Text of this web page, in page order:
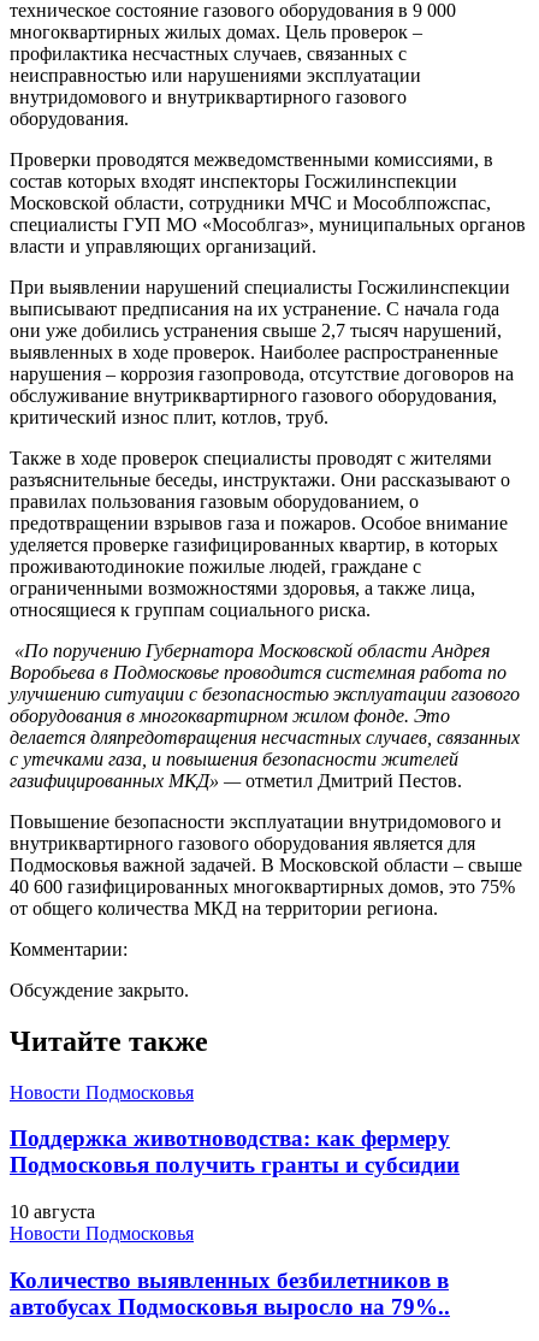
техническое состояние газового оборудования в 9 000
многоквартирных жилых домах. Цель проверок –
профилактика несчастных случаев, связанных с
неисправностью или нарушениями эксплуатации
внутридомового и внутриквартирного газового
оборудования.
Проверки проводятся межведомственными комиссиями, в
состав которых входят инспекторы Госжилинспекции
Московской области, сотрудники МЧС и Мособлпожспас,
специалисты ГУП МО «Мособлгаз», муниципальных органов
власти и управляющих организаций.
При выявлении нарушений специалисты Госжилинспекции
выписывают предписания на их устранение. С начала года
они уже добились устранения свыше 2,7 тысяч нарушений,
выявленных в ходе проверок. Наиболее распространенные
нарушения – коррозия газопровода, отсутствие договоров на
обслуживание внутриквартирного газового оборудования,
критический износ плит, котлов, труб.
Также в ходе проверок специалисты проводят с жителями
разъяснительные беседы, инструктажи. Они рассказывают о
правилах пользования газовым оборудованием, о
предотвращении взрывов газа и пожаров. Особое внимание
уделяется проверке газифицированных квартир, в которых
проживаютодинокие пожилые людей, граждане с
ограниченными возможностями здоровья, а также лица,
относящиеся к группам социального риска.
«По поручению Губернатора Московской области Андрея
Воробьева в Подмосковье проводится системная работа по
улучшению ситуации с безопасностью эксплуатации газового
оборудования в многоквартирном жилом фонде. Это
делается дляпредотвращения несчастных случаев, связанных
с утечками газа, и повышения безопасности жителей
газифицированных МКД» —отметил Дмитрий Пестов.
Повышение безопасности эксплуатации внутридомового и
внутриквартирного газового оборудования является для
Подмосковья важной задачей. В Московской области – свыше
40 600 газифицированных многоквартирных домов, это 75%
от общего количества МКД на территории региона.
Комментарии:
Обсуждение закрыто.
Читайте также
Новости Подмосковья
Поддержка животноводства: как фермеру
Подмосковья получить гранты и субсидии
10 августа
Новости Подмосковья
Количество выявленных безбилетников в
автобусах Подмосковья выросло на 79%..